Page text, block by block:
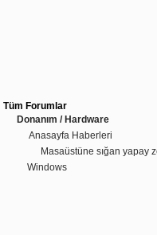
Tüm Forumlar
Donanım / Hardware
Anasayfa Haberleri
Masaüstüne sığan yapay
Windows